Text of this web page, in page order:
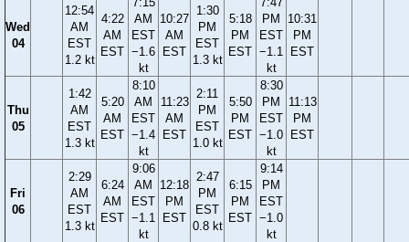
Wed
04
12:54
AM
EST
1.2 kt
4:22
AM
EST
AM
EST
−1.6
kt
10:27
AM
EST
1:30
PM
EST
1.3 kt
5:18
PM
EST
PM
EST
−1.1
kt
10:31
PM
EST
Thu
05
1:42
AM
EST
1.3 kt
5:20
AM
EST
8:10
AM
EST
−1.4
kt
11:23
AM
EST
2:11
PM
EST
1.0 kt
5:50
PM
EST
8:30
PM
EST
−1.0
kt
11:13
PM
EST
Fri
06
2:29
AM
EST
1.3 kt
6:24
AM
EST
9:06
AM
EST
−1.1
kt
12:18
PM
EST
2:47
PM
EST
0.8 kt
6:15
PM
EST
9:14
PM
EST
−1.0
kt